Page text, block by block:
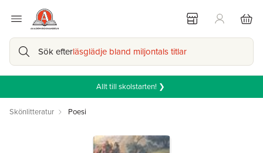
Sök efterläsglädje bland miljontals titlar
Allt till skolstarten! ❯
Skönlitteratur Poesi